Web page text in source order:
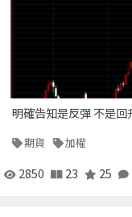
明確告知是反彈 不是
期貨 加權
2850 23 25